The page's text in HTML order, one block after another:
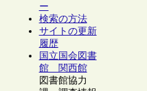
ー
検索の方法
サイトの更新
履歴
国立国会図書
館 関西館
図書館協力